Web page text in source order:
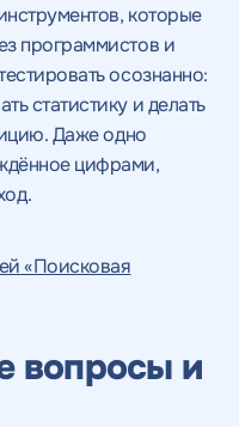
которые
программистов и
осознанно:
статистику и делать
Даже одно
цифрами,
«Поисковая
вопросы и